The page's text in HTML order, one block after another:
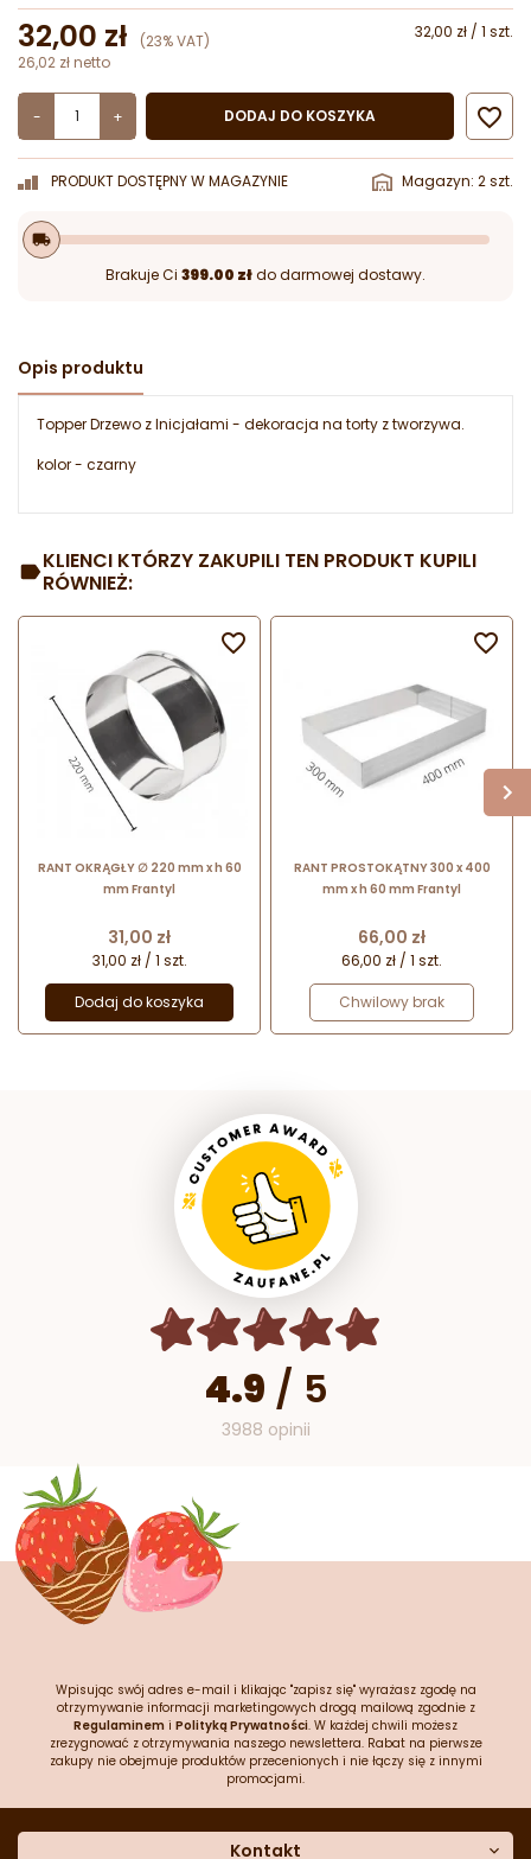
32,00 zł (23% VAT)
32,00 zł / 1 szt.
26,02 zł netto
- + DODAJ DO KOSZYKA 
PRODUKT DOSTĘPNY W MAGAZYNIE Magazyn: 2 szt.
local_shipping
Brakuje Ci 399.00 złdo darmowej dostawy.
Opis produktu
Topper Drzewo z Inicjałami - dekoracja na torty z tworzywa.
kolor - czarny
KLIENCI KTÓRZY ZAKUPILI TEN PRODUKT KUPILI
RÓWNIEŻ:
RANT OKRĄGŁY ∅ 220 mm x h 60
mm Frantyl
Cena
31,00 zł
31,00 zł / 1 szt.
Dodaj do koszyka

RANT PROSTOKĄTNY 300 x 400
mm x h 60 mm Frantyl
Cena
66,00 zł
66,00 zł / 1 szt.
Chwilowy brak

4.9 / 5
3988 opinii
Wpisując swój adres e-mail i klikając "zapisz się" wyrażasz zgodę na
otrzymywanie informacji marketingowych drogą mailową zgodnie z
Regulaminem i Polityką Prywatności. W każdej chwili możesz
zrezygnować z otrzymywania naszego newslettera. Rabat na pierwsze
zakupy nie obejmuje produktów przecenionych i nie łączy się z innymi
promocjami.
Kontakt